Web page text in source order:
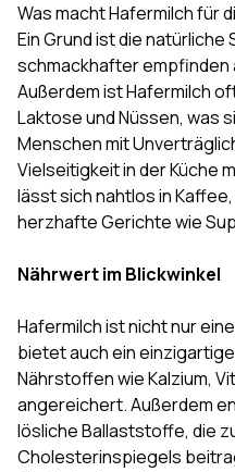
Was macht Hafermilch für
Ein Grund ist die natürliche
schmackhafter empfinden
Außerdem ist Hafermilch
Laktose und Nüssen, was
Menschen mit
Vielseitigkeit in der Küche
lässt sich nahtlos in
herzhafte Gerichte wie
Nährwert im Blickwinkel
Hafermilch ist nicht nur
bietet auch ein
Nährstoffen wie Kalzium,
angereichert. Außerdem
lösliche Ballaststoffe, die
Cholesterinspiegels